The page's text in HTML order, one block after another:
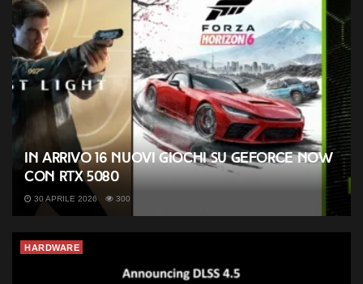
In arrivo 16 nuovi giochi su GeForce NOW
con RTX 5080
30 APRILE 2026 300
HARDWARE